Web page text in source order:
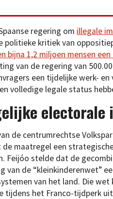
regering om illegale
politieke kritiek van
bijna 1,2 miljoen mensen
van de regering van
een tijdelijke werk-
volledige legale status
electorale
de centrumrechtse
de maatregel een
Feijóo stelde dat de
van de “kleinkinderenwet”
van het land. Die
tijdens het Franco-tijdperk